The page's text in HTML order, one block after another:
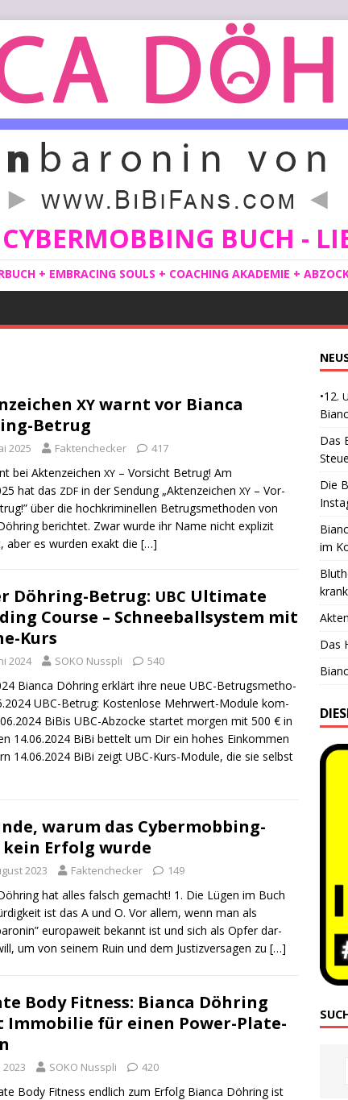
BUCH -
+ EMBRACING SOULS + COACHING AKADEMIE +
XY warnt vor Bianca
Betrug
2025 Faktenchecker 417
bei Akten­zei­chen XY – Vor­sicht Betrug! Am
hat das ZDF in der Sen­dung „Akten­zei­chen XY – Vor­
über die hoch­kri­mi­nel­len Betrugs­me­tho­den von
berich­tet. Zwar wur­de ihr Name nicht expli­zit
aber es wur­den exakt die […]
Döhring-Betrug: UBC Ultimate
Course – Schneeballsystem mit
Kurs
2024 SOKO Nusspli 540
Bian­ca Döh­ring erklärt ihre neue UBC-Betrugs­me­tho­
UBC-Betrug: Kos­ten­lo­se Mehr­wert-Modu­le kom­
BiBis UBC-Abzo­cke star­tet mor­gen mit 500 € in
14.06.2024 BiBi bet­telt um Dir ein hohes Ein­kom­men
14.06.2024 BiBi zeigt UBC-Kurs-Modu­le, die sie selbst
warum das Cybermobbing-
kein Erfolg wurde
2023 Faktenchecker 149
hat alles falsch gemacht! 1. Die Lügen im Buch
ist das A und O. Vor allem, wenn man als
euro­pa­weit bekannt ist und sich als Opfer dar­
um von sei­nem Ruin und dem Jus­tiz­ver­sa­gen zu […]
Body Fitness: Bianca Döhring
Immobilie für einen Power-Plate-
2023 SOKO Nusspli 420
Body Fit­ness end­lich zum Erfolg Bian­ca Döh­ring ist
•12.
Das
Die
im
Das